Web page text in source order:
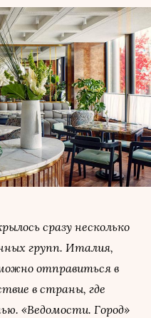
сразу несколько
групп. Италия,
отправиться в
в страны, где
«Ведомости. Город»